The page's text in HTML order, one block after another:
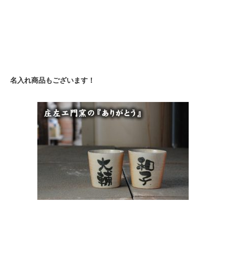
名入れ商品もございます！